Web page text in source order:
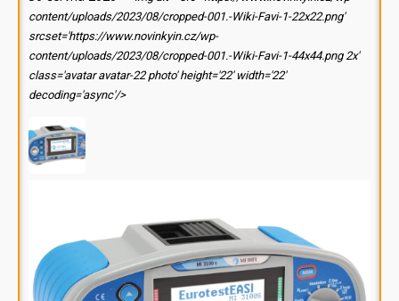
content/uploads/2023/08/cropped-001.-Wiki-Favi-1-22x22.png'
srcset='https://www.novinkyin.cz/wp-
content/uploads/2023/08/cropped-001.-Wiki-Favi-1-44x44.png 2x'
class='avatar avatar-22 photo' height='22' width='22'
decoding='async'/>